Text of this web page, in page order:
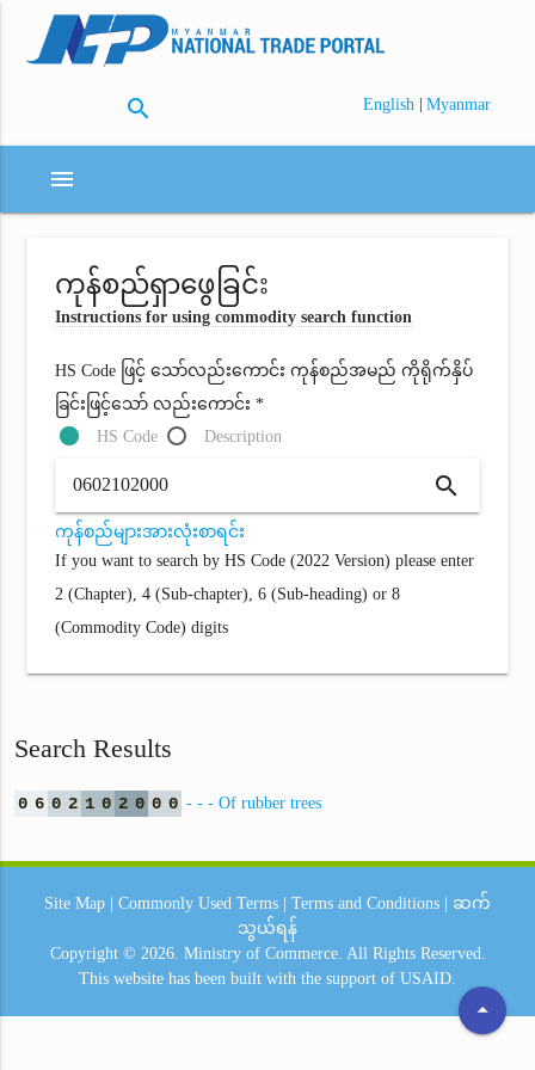
search English | Myanmar
menu
ကုန်စည်ရှာဖွေခြင်း
Instructions for using commodity search function
HS Code ဖြင့် သော်လည်းကောင်း ကုန်စည်အမည် ကိုရိုက်နှိပ်
ခြင်းဖြင့်သော် လည်းကောင်း *
HS Code
Description
search
ကုန်စည်များအားလုံးစာရင်း
If you want to search by HS Code (2022 Version) please enter
2 (Chapter), 4 (Sub-chapter), 6 (Sub-heading) or 8
(Commodity Code) digits
Search Results
0 6 0 2 1 0 2 0 0 0 - - - Of rubber trees
arrow_drop_up
Site Map Commonly Used Terms Terms and Conditions
ဆက်
သွယ်ရန်
Copyright © 2026. Ministry of Commerce. All Rights Reserved.
This website has been built with the support of USAID.